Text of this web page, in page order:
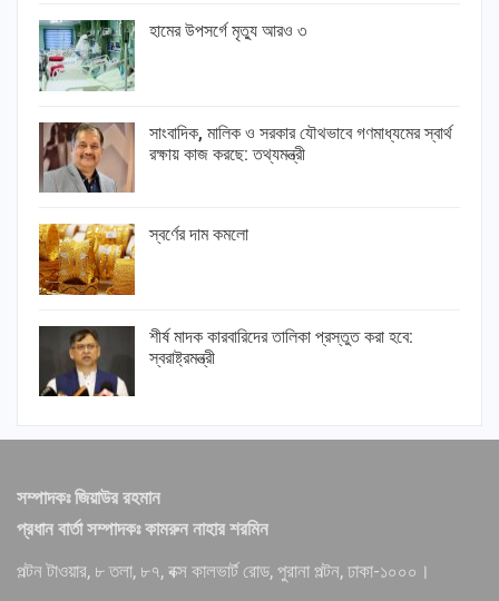
হামের উপসর্গে মৃত্যু আরও ৩
সাংবাদিক, মালিক ও সরকার যৌথভাবে গণমাধ্যমের স্বার্থ
রক্ষায় কাজ করছে: তথ্যমন্ত্রী
স্বর্ণের দাম কমলো
শীর্ষ মাদক কারবারিদের তালিকা প্রস্তুত করা হবে:
স্বরাষ্ট্রমন্ত্রী
সম্পাদকঃ জিয়াউর রহমান
প্রধান বার্তা সম্পাদকঃ কামরুন নাহার শরমিন
পল্টন টাওয়ার, ৮ তলা, ৮৭, বক্স কালভার্ট রোড, পুরানা পল্টন, ঢাকা-১০০০।